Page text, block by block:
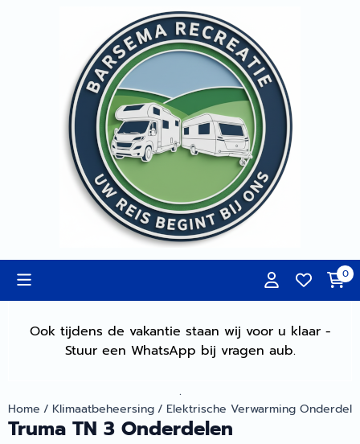
Cookievoorkeuren zijn momenteel gesloten.
0
Ook tijdens de vakantie staan wij voor u klaar -
Stuur een WhatsApp bij vragen aub.
.
Home / Klimaatbeheersing/ Elektrische Verwarming
Truma TN 3 Onderdelen